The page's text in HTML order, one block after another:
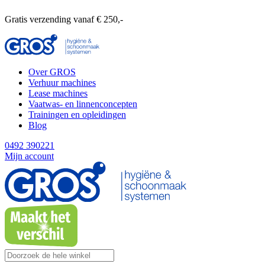
Gratis verzending vanaf € 250,-
Over GROS
Verhuur machines
Lease machines
Vaatwas- en linnenconcepten
Trainingen en opleidingen
Blog
0492 390221
Mijn account